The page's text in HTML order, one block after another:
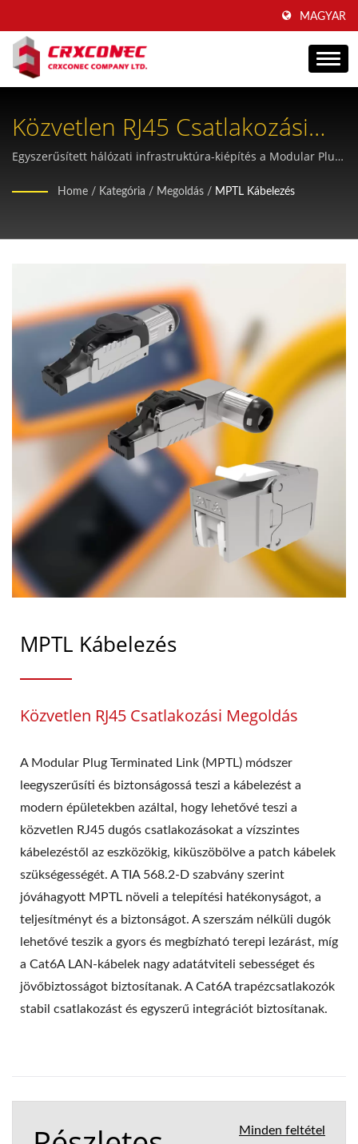
MAGYAR
Közvetlen RJ45 Csatlakozási
Megoldás MPTL Kábelezési
Technológiával
Egyszerűsített hálózati infrastruktúra-kiépítés a Modular Plug
hatékonyság és teljesítmény érdekében
Home / Kategória / Megoldás / MPTL Kábelezés
MPTL Kábelezés
Közvetlen RJ45 Csatlakozási Megoldás
A Modular Plug Terminated Link (MPTL) módszer
leegyszerűsíti és biztonságossá teszi a kábelezést a
modern épületekben azáltal, hogy lehetővé teszi a
közvetlen RJ45 dugós csatlakozásokat a vízszintes
kábelezéstől az eszközökig, kiküszöbölve a patch kábelek
szükségességét. A TIA 568.2-D szabvány szerint
jóváhagyott MPTL növeli a telepítési hatékonyságot, a
teljesítményt és a biztonságot. A szerszám nélküli dugók
lehetővé teszik a gyors és megbízható terepi lezárást, míg
a Cat6A LAN-kábelek nagy adatátviteli sebességet és
jövőbiztosságot biztosítanak. A Cat6A trapézcsatlakozók
stabil csatlakozást és egyszerű integrációt biztosítanak.
Minden feltétel